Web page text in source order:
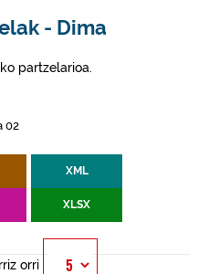
- Dima
partzelarioa.
02
XML
XLSX
orri